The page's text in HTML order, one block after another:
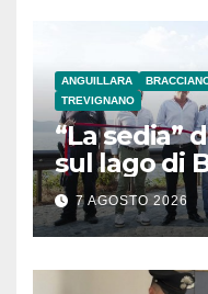
ANGUILLARA
TREVIGNANO
“La sedia”
sul lago di
7 AGOSTO 2026